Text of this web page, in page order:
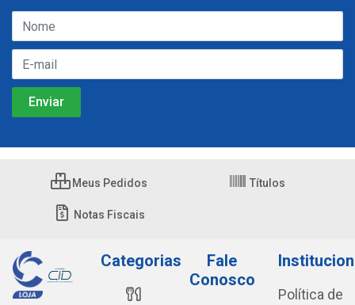
Meus Pedidos Títulos
Notas Fiscais
Categorias
Fale
Conosco
Política de